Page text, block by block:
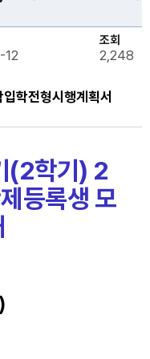
조회
2,248
학전형시행계획서
(2학기) 2
등록생 모